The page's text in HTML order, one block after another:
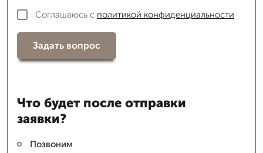
Соглашаюсь с политикой конфиденциальности
Задать вопрос
Что будет после отправки
заявки?
Позвоним